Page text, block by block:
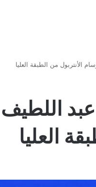
الأنتربول من الطبقة العليا
عبد
العليا